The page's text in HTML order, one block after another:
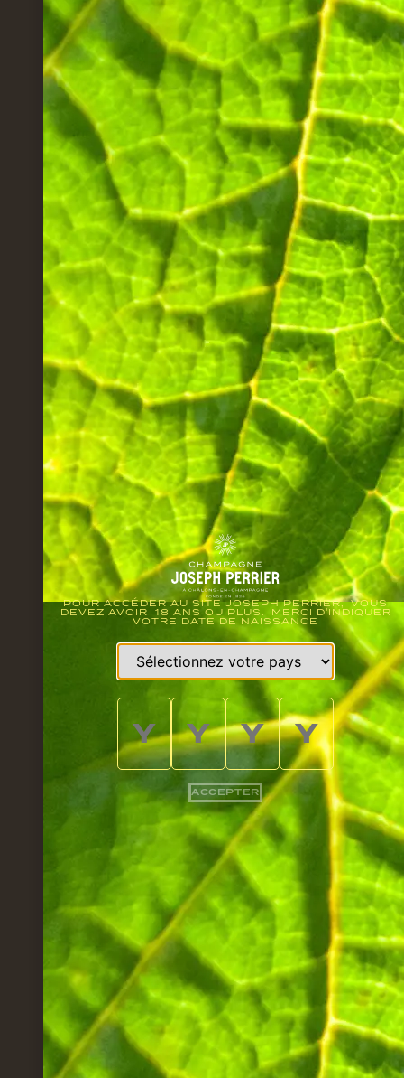
POUR ACCÉDER AU SITE JOSEPH PERRIER, VOUS
DEVEZ AVOIR 18 ANS OU PLUS. MERCI D'INDIQUER
VOTRE DATE DE NAISSANCE
ACCEPTER